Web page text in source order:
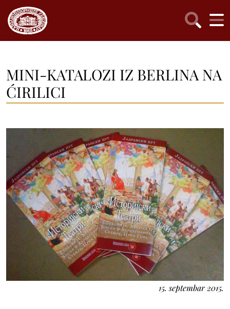
MINI-KATALOZI IZ BERLINA NA
ĆIRILICI
15. septembar 2015.